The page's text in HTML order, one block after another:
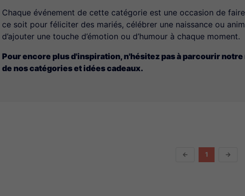
Chaque événement de cette catégorie est une occasion de
ce soit pour féliciter des mariés, célébrer une naissance ou
d’ajouter une touche d’émotion ou d’humour à chaque moment.
Pour encore plus d'inspiration, n'hésitez pas à parcourir
de nos catégories et idées cadeaux.
← 1 →